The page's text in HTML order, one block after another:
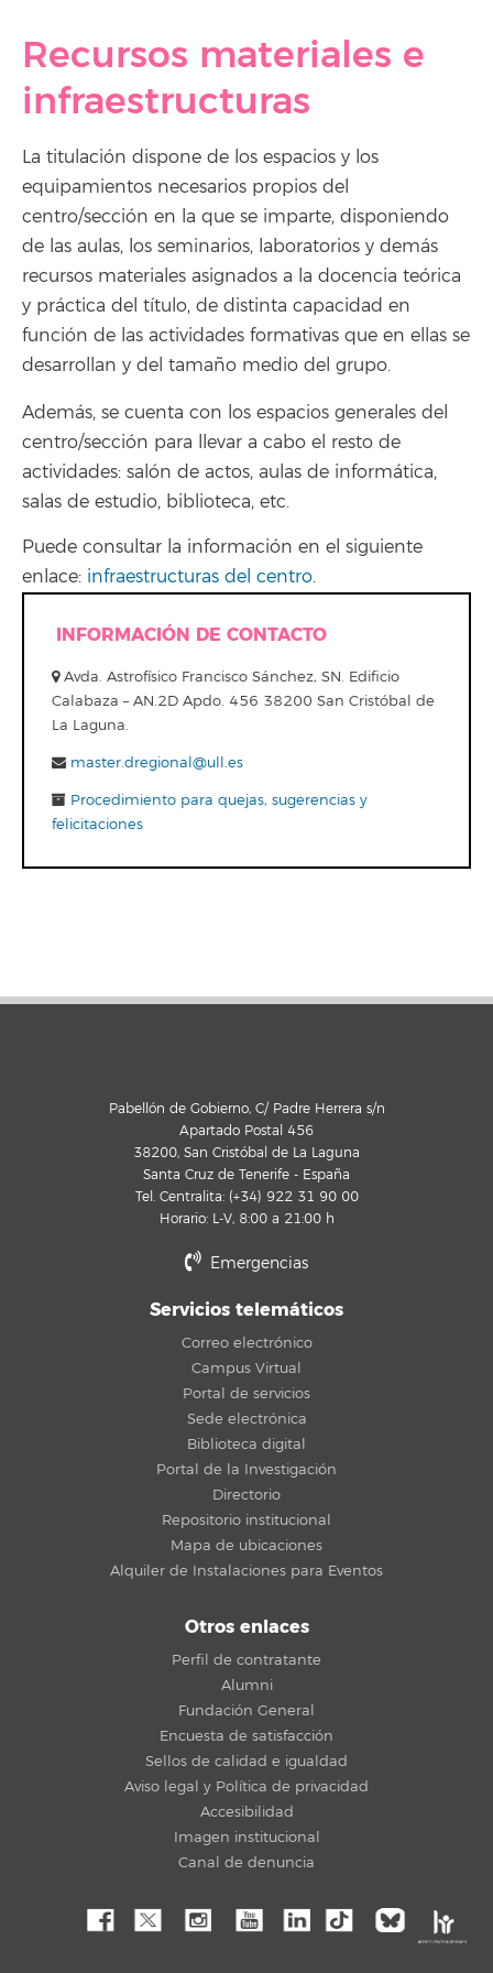
Recursos materiales e
infraestructuras
La titulación dispone de los espacios y los
equipamientos necesarios propios del
centro/sección en la que se imparte, disponiendo
de las aulas, los seminarios, laboratorios y demás
recursos materiales asignados a la docencia teórica
y práctica del título, de distinta capacidad en
función de las actividades formativas que en ellas se
desarrollan y del tamaño medio del grupo.
Además, se cuenta con los espacios generales del
centro/sección para llevar a cabo el resto de
actividades: salón de actos, aulas de informática,
salas de estudio, biblioteca, etc.
Puede consultar la información en el siguiente
enlace: infraestructuras del centro.
INFORMACIÓN DE CONTACTO
Avda. Astrofísico Francisco Sánchez, SN. Edificio
Calabaza – AN.2D Apdo. 456 38200 San Cristóbal de
La Laguna.
master.dregional@ull.es
Procedimiento para quejas, sugerencias y
felicitaciones
Pabellón de Gobierno, C/ Padre Herrera s/n
Apartado Postal 456
38200, San Cristóbal de La Laguna
Santa Cruz de Tenerife - España
Tel. Centralita: (+34) 922 31 90 00
Horario: L-V, 8:00 a 21:00 h
Emergencias
Servicios telemáticos
Correo electrónico
Campus Virtual
Portal de servicios
Sede electrónica
Biblioteca digital
Portal de la Investigación
Directorio
Repositorio institucional
Mapa de ubicaciones
Alquiler de Instalaciones para Eventos
Otros enlaces
Perfil de contratante
Alumni
Fundación General
Encuesta de satisfacción
Sellos de calidad e igualdad
Aviso legal y Política de privacidad
Accesibilidad
Imagen institucional
Canal de denuncia